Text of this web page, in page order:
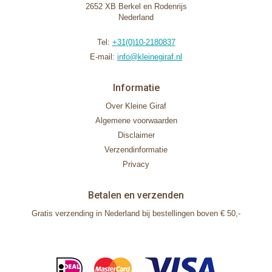
2652 XB Berkel en Rodenrijs
Nederland
Tel: +31(0)10-2180837
E-mail: info@kleinegiraf.nl
Informatie
Over Kleine Giraf
Algemene voorwaarden
Disclaimer
Verzendinformatie
Privacy
Betalen en verzenden
Gratis verzending in Nederland bij bestellingen boven € 50,-